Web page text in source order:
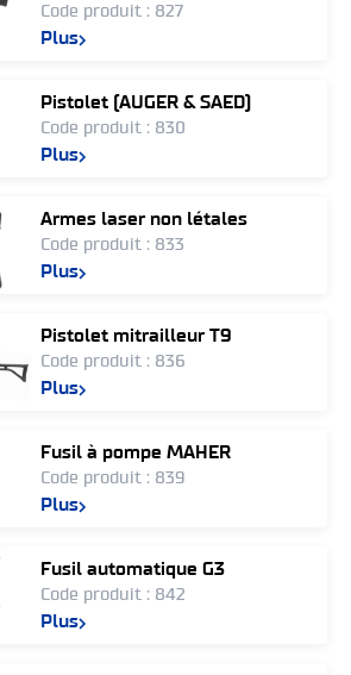
Code produit : 827
Plus
Pistolet (AUGER & SAED)
Code produit : 830
Plus
Armes laser non létales
Code produit : 833
Plus
Pistolet mitrailleur T9
Code produit : 836
Plus
Fusil à pompe MAHER
Code produit : 839
Plus
Fusil automatique G3
Code produit : 842
Plus